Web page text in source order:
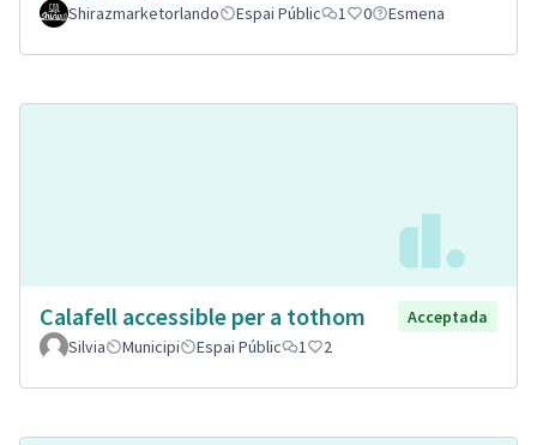
Shirazmarketorlando Espai Públic 1 0 Esmena
Calafell accessible per a tothom
Acceptada
Silvia
Municipi Espai Públic 1 2